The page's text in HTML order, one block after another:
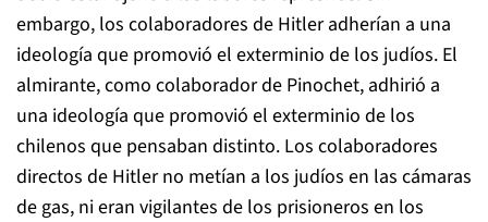
embargo, los colaboradores de Hitler adherían a una
ideología que promovió el exterminio de los judíos. El
almirante, como colaborador de Pinochet, adhirió a
una ideología que promovió el exterminio de los
chilenos que pensaban distinto. Los colaboradores
directos de Hitler no metían a los judíos en las cámaras
de gas, ni eran vigilantes de los prisioneros en los